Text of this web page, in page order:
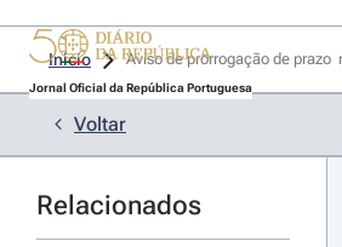
Jornal Oficial da República Portuguesa
Início
Voltar
Relacionados